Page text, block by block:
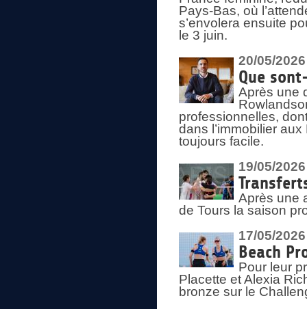
Pays-Bas, où
s’envolera ensuite
le 3 juin.
20/05/2026
Que
Après une
professionnelles,
dans l’immobilier
toujours facile.
19/05/2026
Après une
de Tours la saison
17/05/2026
Beach
Pour leur
Placette et Alexia
bronze sur le